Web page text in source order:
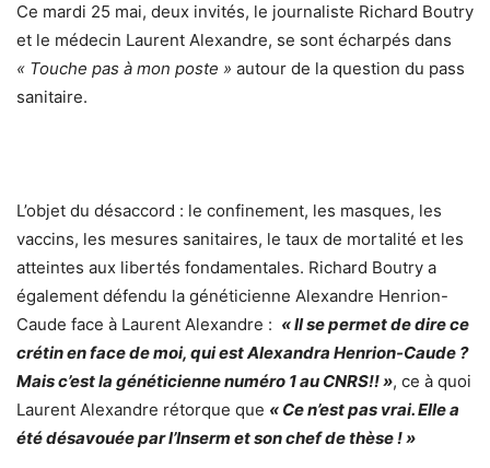
Ce mardi 25 mai, deux invités, le journaliste Richard Boutry
et le médecin Laurent Alexandre, se sont écharpés dans
« Touche pas à mon poste » autour de la question du pass
sanitaire.
L’objet du désaccord : le confinement, les masques, les
vaccins, les mesures sanitaires, le taux de mortalité et les
atteintes aux libertés fondamentales. Richard Boutry a
également défendu la généticienne Alexandre Henrion-
Caude face à Laurent Alexandre : « Il se permet de dire ce
crétin en face de moi, qui est Alexandra Henrion-Caude ?
Mais c’est la généticienne numéro 1 au CNRS!! », ce à quoi
Laurent Alexandre rétorque que « Ce n’est pas vrai. Elle a
été désavouée par l’Inserm et son chef de thèse ! »